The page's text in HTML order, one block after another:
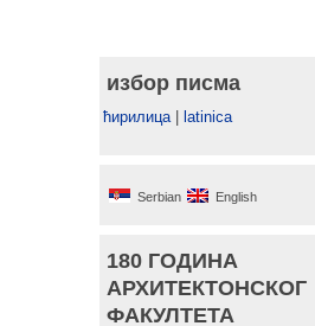
избор писма
ћирилица | latinica
Serbian English
180 ГОДИНА
АРХИТЕКТОНСКОГ
ФАКУЛТЕТА